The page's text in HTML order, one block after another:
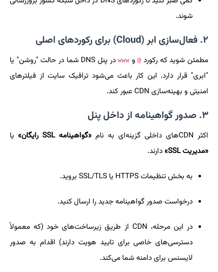
شوند.
۲. فعال‌سازی ابر (Cloud) برای رکوردهای اصلی
مطمئن شوید که رکورد @و www
در پنل DNS شما در حالت "روشن" یا
"ابری" قرار دارد. این کار باعث می‌شود ترافیک سایت از فیلترهای
امنیتی و بهینه‌سازی CDN عبور کند.
۳. صدور گواهینامه از داخل پنل
اکثر CDNهای داخلی گزینه‌ای به نام «گواهینامه SSL رایگان»
یا
«مدیریت SSL»
دارند.
به بخش تنظیمات HTTPS یا SSL/TLS بروید.
درخواست صدور گواهینامه جدید را ارسال کنید.
در این مرحله، CDN از طریق زیرساخت‌های خود (که معمولاً
دسترسی‌های خاصی برای تایید هویت دارند) اقدام به صدور
لایسنس برای دامنه شما می‌کند.